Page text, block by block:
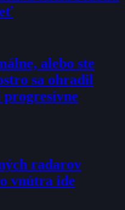
alebo ste
sa ohradil
radarov
vnútra ide